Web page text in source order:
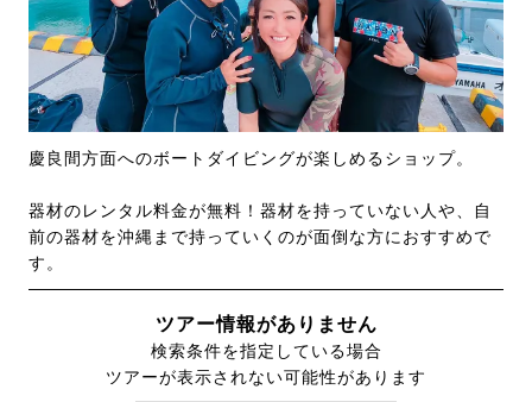
慶良間方面へのボートダイビングが楽しめるショップ。
器材のレンタル料金が無料！器材を持っていない人や、自
前の器材を沖縄まで持っていくのが面倒な方におすすめで
す。
ツアー情報がありません
検索条件を指定している場合
ツアーが表示されない可能性があります